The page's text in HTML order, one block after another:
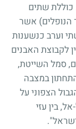
כוללת שתים
הנופלים) אשר
וערב כנשענות
לקבוצת האבנים
סמל השייטת,
במצבה
הצפוני על
בין עזי